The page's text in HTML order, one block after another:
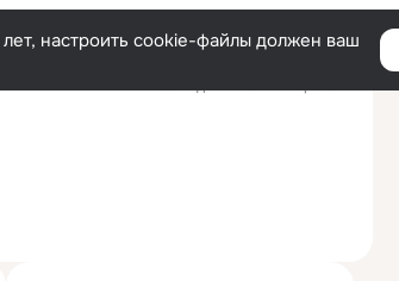
настроить cookie-файлы должен ваш